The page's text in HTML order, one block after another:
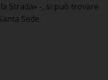
Strada» -, si può trovare
Sede.